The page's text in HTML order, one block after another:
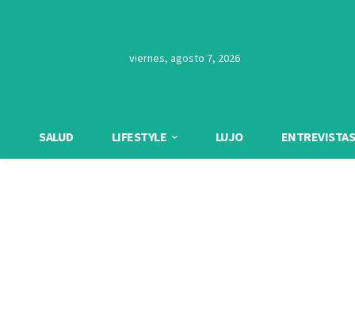
viernes, agosto 7, 2026
SALUD LIFESTYLE LUJO ENTREVISTAS